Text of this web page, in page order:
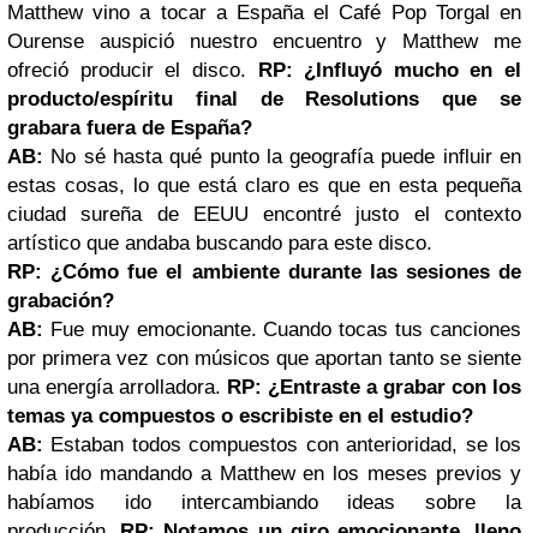
Matthew vino a tocar a España el Café Pop Torgal en
Ourense auspició nuestro encuentro y Matthew me
ofreció producir el disco. RP: ¿Influyó mucho en el
producto/espíritu final de Resolutions que se
grabara fuera de España?
AB: No sé hasta qué punto la geografía puede influir en
estas cosas, lo que está claro es que en esta pequeña
ciudad sureña de EEUU encontré justo el contexto
artístico que andaba buscando para este disco.
RP: ¿Cómo fue el ambiente durante las sesiones de
grabación?
AB: Fue muy emocionante. Cuando tocas tus canciones
por primera vez con músicos que aportan tanto se siente
una energía arrolladora. RP: ¿Entraste a grabar con los
temas ya compuestos o escribiste en el estudio?
AB: Estaban todos compuestos con anterioridad, se los
había ido mandando a Matthew en los meses previos y
habíamos ido intercambiando ideas sobre la